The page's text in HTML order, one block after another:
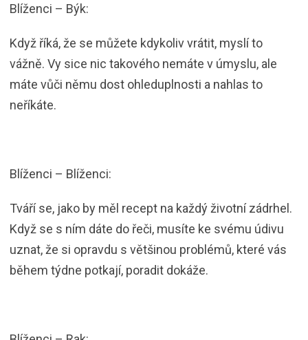
Blíženci – Býk:
Když říká, že se můžete kdykoliv vrátit, myslí to
vážně. Vy sice nic takového nemáte v úmyslu, ale
máte vůči němu dost ohleduplnosti a nahlas to
neříkáte.
Blíženci – Blíženci:
Tváří se, jako by měl recept na každý životní zádrhel.
Když se s ním dáte do řeči, musíte ke svému údivu
uznat, že si opravdu s většinou problémů, které vás
během týdne potkají, poradit dokáže.